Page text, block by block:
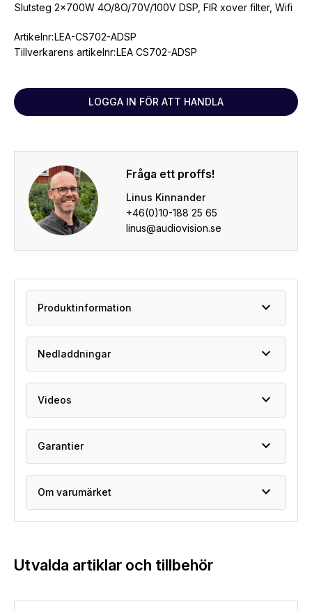
Slutsteg 2x700W 4O/8O/70V/100V DSP, FIR xover filter, Wifi
Artikelnr:LEA-CS702-ADSP
Tillverkarens artikelnr:LEA CS702-ADSP
LOGGA IN FÖR ATT HANDLA
Fråga ett proffs!
Linus Kinnander
+46(0)10-188 25 65
linus@audiovision.se
Produktinformation expand_more
Nedladdningar expand_more
Videos expand_more
Garantier expand_more
Om varumärket expand_more
Utvalda artiklar och tillbehör